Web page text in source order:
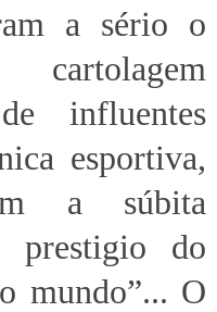
a sério o
influentes
esportiva,
a súbita
prestigio do
mundo”... O